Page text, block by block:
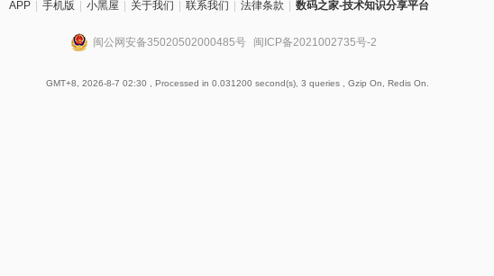
APP 手机版 小黑屋 关于我们 联系我们 法律条款 数码之家-技术知识分享平台
闽公网安备35020502000485号 闽ICP备2021002735号-2
GMT+8, 2026-8-7 02:30 , Processed in 0.031200 second(s), 3 queries , Gzip On, Redis On.